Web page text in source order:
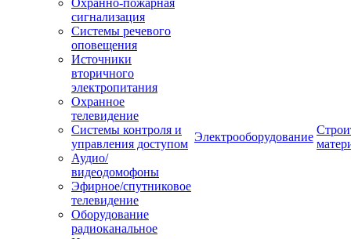
Охранно-пожарная
сигнализация
Системы речевого
оповещения
Источники
вторичного
электропитания
Охранное
телевидение
Системы контроля и
управления доступом
Аудио/
видеодомофоны
Эфирное/спутниковое
телевидение
Оборудование
радиоканальное
Электрооборудование